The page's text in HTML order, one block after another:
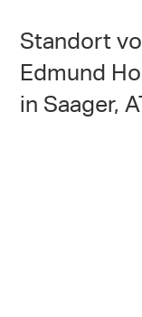
Standort
Edmund
in Saager,